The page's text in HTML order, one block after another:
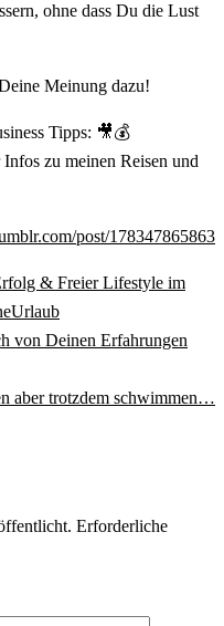
ohne dass Du die Lust
Meinung dazu!
Tipps: 🎥💰
zu meinen Reisen und
post/178347865863
& Freier Lifestyle im
Urlaub
von Deinen Erfahrungen
aber trotzdem schwimmen…
Erforderliche